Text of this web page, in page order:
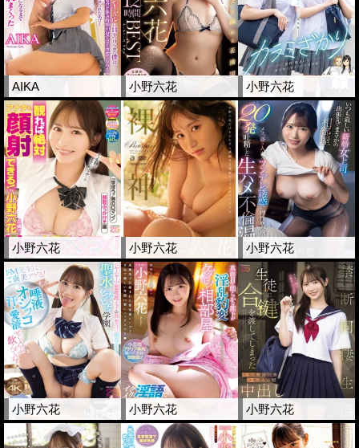
AIKA 小野六花 小野六花
小野六花 小野六花 小野六花
小野六花 小野六花 小野六花